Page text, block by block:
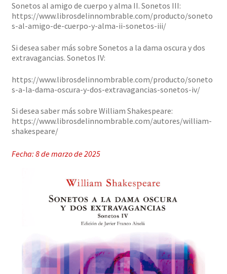
Sonetos al amigo de cuerpo y alma II. Sonetos III:
https://www.librosdelinnombrable.com/producto/soneto
s-al-amigo-de-cuerpo-y-alma-ii-sonetos-iii/
Si desea saber más sobre Sonetos a la dama oscura y dos
extravagancias. Sonetos IV:
https://www.librosdelinnombrable.com/producto/soneto
s-a-la-dama-oscura-y-dos-extravagancias-sonetos-iv/
Si desea saber más sobre William Shakespeare:
https://www.librosdelinnombrable.com/autores/william-
shakespeare/
Fecha: 8 de marzo de 2025